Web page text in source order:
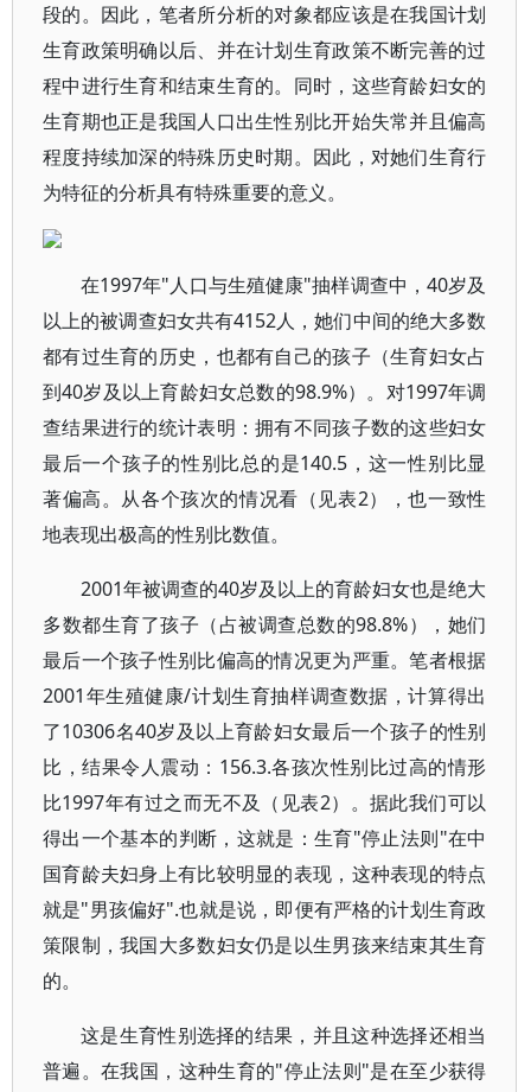
段的。因此，笔者所分析的对象都应该是在我国计划
生育政策明确以后、并在计划生育政策不断完善的过
程中进行生育和结束生育的。同时，这些育龄妇女的
生育期也正是我国人口出生性别比开始失常并且偏高
程度持续加深的特殊历史时期。因此，对她们生育行
为特征的分析具有特殊重要的意义。
在1997年"人口与生殖健康"抽样调查中，40岁及
以上的被调查妇女共有4152人，她们中间的绝大多数
都有过生育的历史，也都有自己的孩子（生育妇女占
到40岁及以上育龄妇女总数的98.9%）。对1997年调
查结果进行的统计表明：拥有不同孩子数的这些妇女
最后一个孩子的性别比总的是140.5，这一性别比显
著偏高。从各个孩次的情况看（见表2），也一致性
地表现出极高的性别比数值。
2001年被调查的40岁及以上的育龄妇女也是绝大
多数都生育了孩子（占被调查总数的98.8%），她们
最后一个孩子性别比偏高的情况更为严重。笔者根据
2001年生殖健康/计划生育抽样调查数据，计算得出
了10306名40岁及以上育龄妇女最后一个孩子的性别
比，结果令人震动：156.3.各孩次性别比过高的情形
比1997年有过之而无不及（见表2）。据此我们可以
得出一个基本的判断，这就是：生育"停止法则"在中
国育龄夫妇身上有比较明显的表现，这种表现的特点
就是"男孩偏好".也就是说，即便有严格的计划生育政
策限制，我国大多数妇女仍是以生男孩来结束其生育
的。
这是生育性别选择的结果，并且这种选择还相当
普遍。在我国，这种生育的"停止法则"是在至少获得